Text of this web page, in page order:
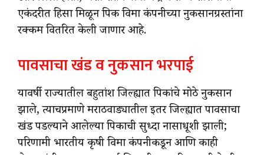
एकंदरीत हिसा मिळून पिक विमा कंपनीच्या नुकसानग्रस्तांना
रक्कम वितरित केली जाणार आहे.
पावसाचा खंड व नुकसान भरपाई
यावर्षी राज्यातील बहुतांश जिल्ह्यात पिकांचे मोठे नुकसान
झाले, त्याचप्रमाणे मराठवाड्यातील इतर जिल्ह्यात पावसाचा
खंड पडल्याने आलेल्या पिकाची सुध्दा नासाधूशी झाली;
परिणामी भारतीय कृषी विमा कंपनीकडून आणि काही